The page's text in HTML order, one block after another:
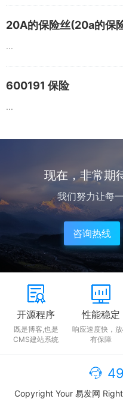
20A的保险丝(20a的保
...
600191 保险
...
现在，非常期
我们努力让每
咨询热线
开源程序
既是博客,也是
CMS建站系统
性能稳定
响应速度快，
有保障
Copyright Your 易发网